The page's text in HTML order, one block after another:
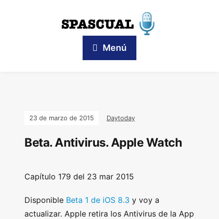
Menú
23 de marzo de 2015 Daytoday
Beta. Antivirus. Apple Watch
Capítulo 179 del 23 mar 2015
Disponible Beta 1 de iOS 8.3 y voy a
actualizar. Apple retira los Antivirus de la App